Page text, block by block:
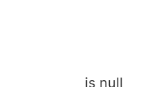
is null